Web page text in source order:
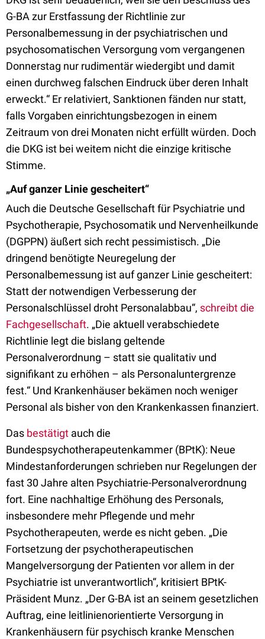
G-BA zur Erstfassung der Richtlinie zur
Personalbemessung in der psychiatrischen und
psychosomatischen Versorgung vom vergangenen
Donnerstag nur rudimentär wiedergibt und damit
einen durchweg falschen Eindruck über deren Inhalt
erweckt.“ Er relativiert, Sanktionen fänden nur statt,
falls Vorgaben einrichtungsbezogen in einem
Zeitraum von drei Monaten nicht erfüllt würden. Doch
die DKG ist bei weitem nicht die einzige kritische
Stimme.
„Auf ganzer Linie gescheitert“
Auch die Deutsche Gesellschaft für Psychiatrie und
Psychotherapie, Psychosomatik und Nervenheilkunde
(DGPPN) äußert sich recht pessimistisch. „Die
dringend benötigte Neuregelung der
Personalbemessung ist auf ganzer Linie gescheitert:
Statt der notwendigen Verbesserung der
Personalschlüssel droht Personalabbau“, schreibt die
Fachgesellschaft. „Die aktuell verabschiedete
Richtlinie legt die bislang geltende
Personalverordnung – statt sie qualitativ und
signifikant zu erhöhen – als Personaluntergrenze
fest.“ Und Krankenhäuser bekämen noch weniger
Personal als bisher von den Krankenkassen finanziert.
Das bestätigt auch die
Bundespsychotherapeutenkammer (BPtK): Neue
Mindestanforderungen schrieben nur Regelungen der
fast 30 Jahre alten Psychiatrie-Personalverordnung
fort. Eine nachhaltige Erhöhung des Personals,
insbesondere mehr Pflegende und mehr
Psychotherapeuten, werde es nicht geben. „Die
Fortsetzung der psychotherapeutischen
Mangelversorgung der Patienten vor allem in der
Psychiatrie ist unverantwortlich“, kritisiert BPtK-
Präsident Munz. „Der G-BA ist an seinem gesetzlichen
Auftrag, eine leitlinienorientierte Versorgung in
Krankenhäusern für psychisch kranke Menschen